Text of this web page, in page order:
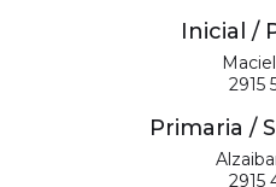
Inicial /
2915
Primaria /
2915